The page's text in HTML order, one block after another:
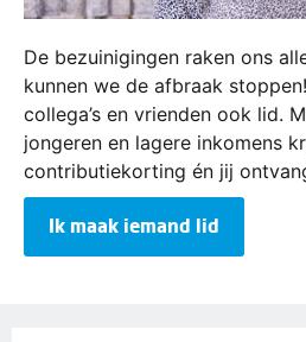
De bezuinigingen raken ons
kunnen we de afbraak
collega’s en vrienden ook lid.
jongeren en lagere inkomens
contributiekorting én jij
Ik maak iemand lid